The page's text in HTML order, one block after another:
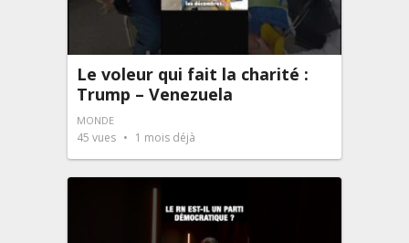
Le voleur qui fait la charité :
Trump – Venezuela
MONDE
45 vues 1 mois déjà